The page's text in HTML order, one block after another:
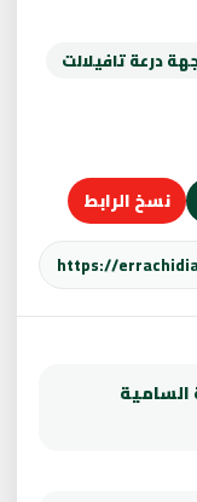
درعة تافيلالت
نسخ الرابط
السامية